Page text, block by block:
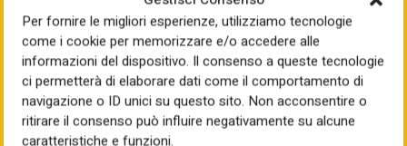
Per fornire le migliori esperienze, utilizziamo tecnologie
come i cookie per memorizzare e/o accedere alle
informazioni del dispositivo. Il consenso a queste tecnologie
ci permetterà di elaborare dati come il comportamento di
navigazione o ID unici su questo sito. Non acconsentire o
ritirare il consenso può influire negativamente su alcune
caratteristiche e funzioni.
saranno né poche né leggere (350
pagine), progetto da adeguare
04 Ago 2026 di Giorgio Santilli